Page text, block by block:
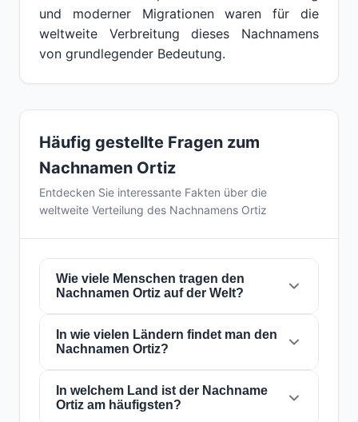
und moderner Migrationen waren für die
weltweite Verbreitung dieses Nachnamens
von grundlegender Bedeutung.
Häufig gestellte Fragen zum
Nachnamen Ortiz
Entdecken Sie interessante Fakten über die
weltweite Verteilung des Nachnamens Ortiz
Wie viele Menschen tragen den
Nachnamen Ortiz auf der Welt?
Derzeit gibt es weltweit etwa2.302.452
Personenmit dem Nachnamen
bedeutet, dass etwa 1 von3,475 Personen
auf der Welt diesen Nachnamen trägt. Er ist in
153 Ländernpräsent, was seine globale
In wie vielen Ländern findet man den
Nachnamen Ortiz?
Der NachnameOrtizist in153 Ländernauf
der ganzen Welt präsent. Dies klassifiziert ihn
In welchem Land ist der Nachname
Ortiz am häufigsten?